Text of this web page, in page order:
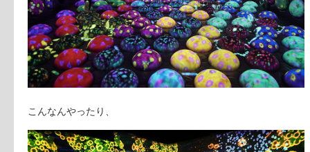
こんなんやったり、